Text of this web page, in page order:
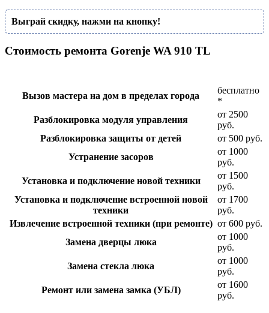
Выграй скидку, нажми на кнопку!
Стоимость ремонта Gorenje WA 910 TL
Вызов мастера на дом в пределах города
бесплатно
*
Разблокировка модуля управления
от 2500
руб.
Разблокировка защиты от детей
от 500 руб.
Устранение засоров
от 1000
руб.
Установка и подключение новой техники
от 1500
руб.
Установка и подключение встроенной новой
техники
от 1700
руб.
Извлечение встроенной техники (при ремонте) от 600 руб.
Замена дверцы люка
от 1000
руб.
Замена стекла люка
от 1000
руб.
Ремонт или замена замка (УБЛ)
от 1600
руб.